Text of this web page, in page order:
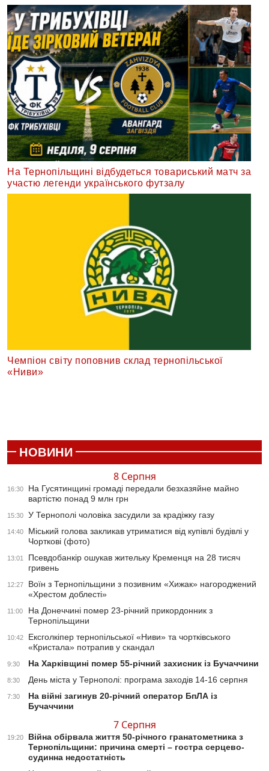
На Тернопільщині відбудеться товариський матч за
участю легенди українського футзалу
Чемпіон світу поповнив склад тернопільської
«Ниви»
НОВИНИ
8 Серпня
16:30
На Гусятинщині громаді передали безхазяйне майно
вартістю понад 9 млн грн
15:30 У Тернополі чоловіка засудили за крадіжку газу
14:40
Міський голова закликав утриматися від купівлі будівлі у
Чорткові (фото)
13:01
Псевдобанкір ошукав жительку Кременця на 28 тисяч
гривень
12:27
Воїн з Тернопільщини з позивним «Хижак» нагороджений
«Хрестом доблесті»
11:00
На Донеччині помер 23-річний прикордонник з
Тернопільщини
10:42
Ексголкіпер тернопільської «Ниви» та чортківського
«Кристала» потрапив у скандал
9:30 На Харківщині помер 55-річний захисник із Бучаччини
8:30 День міста у Тернополі: програма заходів 14-16 серпня
7:30
На війні загинув 20-річний оператор БпЛА із
Бучаччини
7 Серпня
19:20
Війна обірвала життя 50-річного гранатометника з
Тернопільщини: причина смерті – гостра серцево-
судинна недостатність